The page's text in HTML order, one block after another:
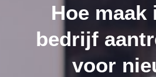
Hoe maak
bedrijf
voor